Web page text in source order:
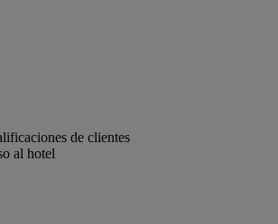
de clientes
al hotel